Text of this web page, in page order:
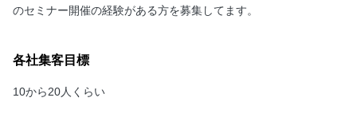
のセミナー開催の経験がある方を募集してます。
各社集客目標
10から20人くらい